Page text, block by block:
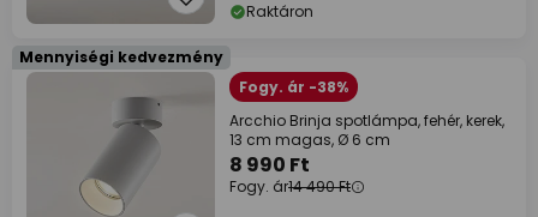
Raktáron
Mennyiségi kedvezmény
Fogy. ár -38%
Arcchio Brinja spotlámpa, fehér, kerek,
13 cm magas, Ø 6 cm
8 990 Ft
Fogy. ár14 490 Ft